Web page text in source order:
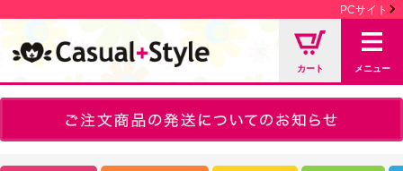
PCサイト
カート メニュー